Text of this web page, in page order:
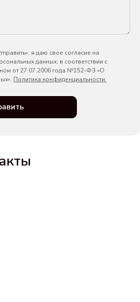
я даю свое согласие на
данных, в соответствии с
от 27.07.2006 года №152-ФЗ «О
Политика конфиденциальности.